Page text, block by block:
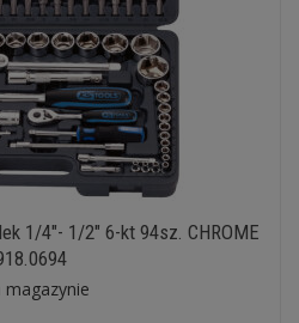
1/4"- 1/2" 6-kt 94sz. CHROME
magazynie